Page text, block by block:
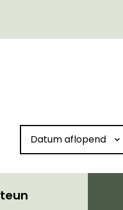
Sorteren op datum